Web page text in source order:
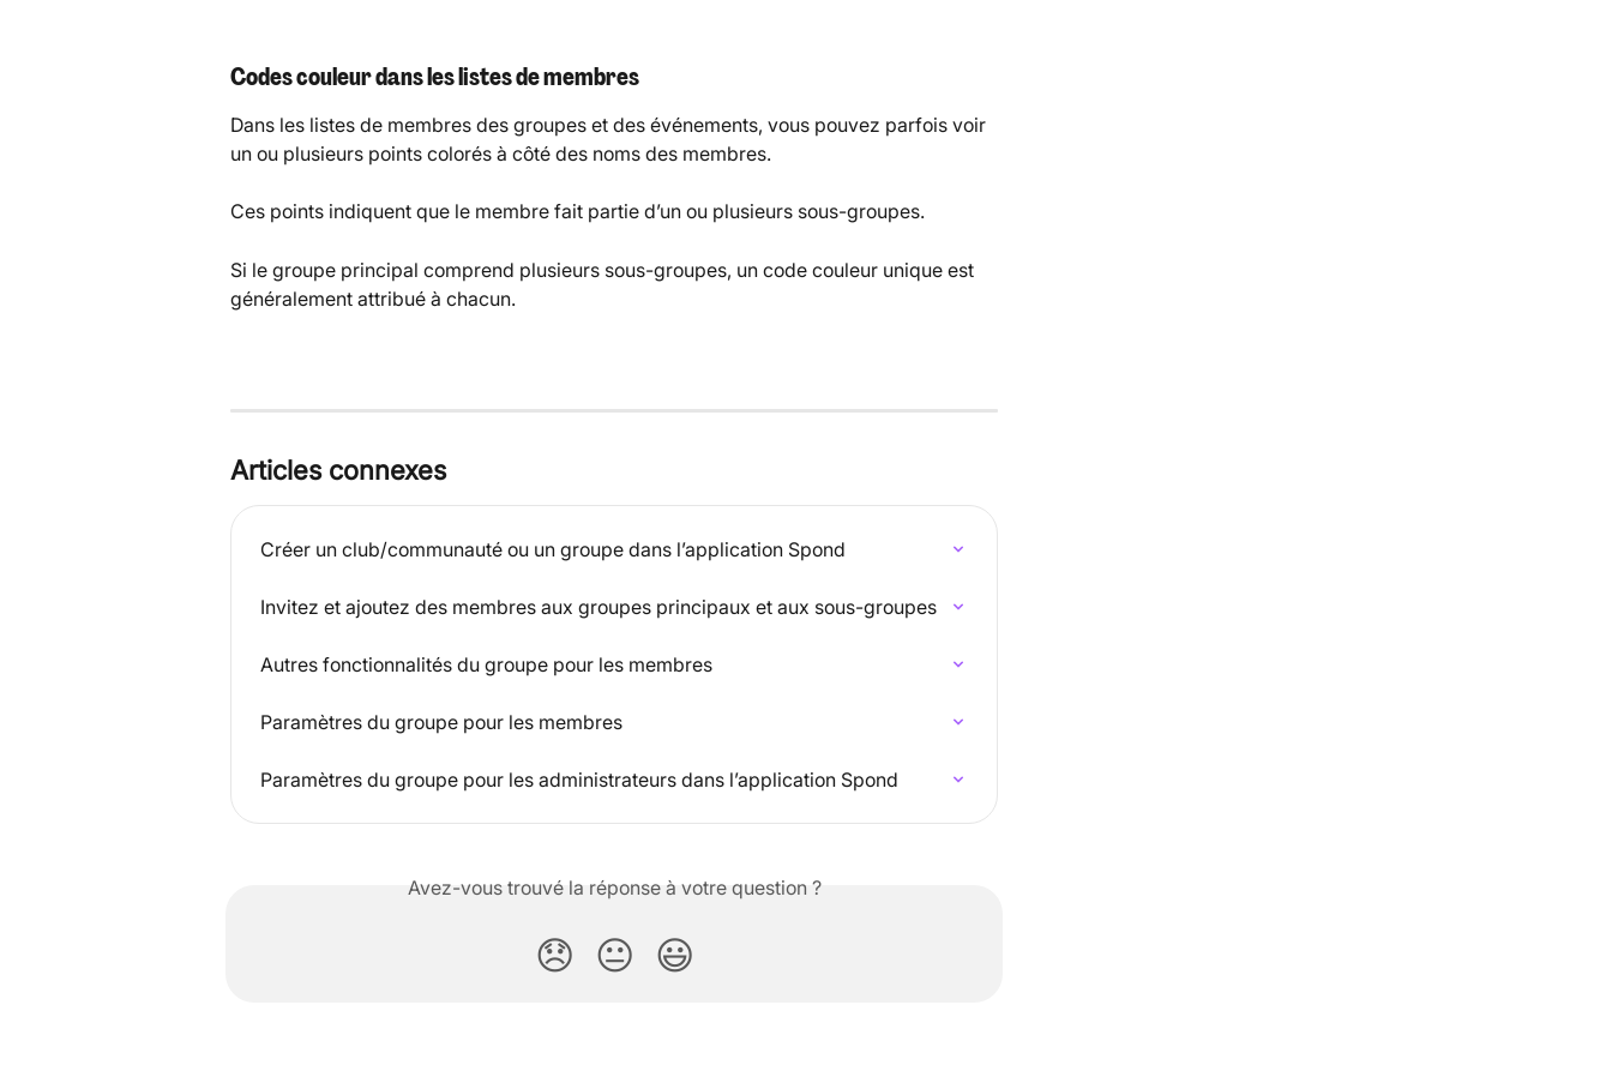
Codes couleur dans les listes de membres
Dans les listes de membres des groupes et des événements, vous pouvez parfois voir
un ou plusieurs points colorés à côté des noms des membres.
Ces points indiquent que le membre fait partie d’un ou plusieurs sous-groupes.
Si le groupe principal comprend plusieurs sous-groupes, un code couleur unique est
généralement attribué à chacun.
Articles connexes
Créer un club/communauté ou un groupe dans l’application Spond
Invitez et ajoutez des membres aux groupes principaux et aux sous-groupes
Autres fonctionnalités du groupe pour les membres
Paramètres du groupe pour les membres
Paramètres du groupe pour les administrateurs dans l’application Spond
Avez-vous trouvé la réponse à votre question ?
😞 😐 😃